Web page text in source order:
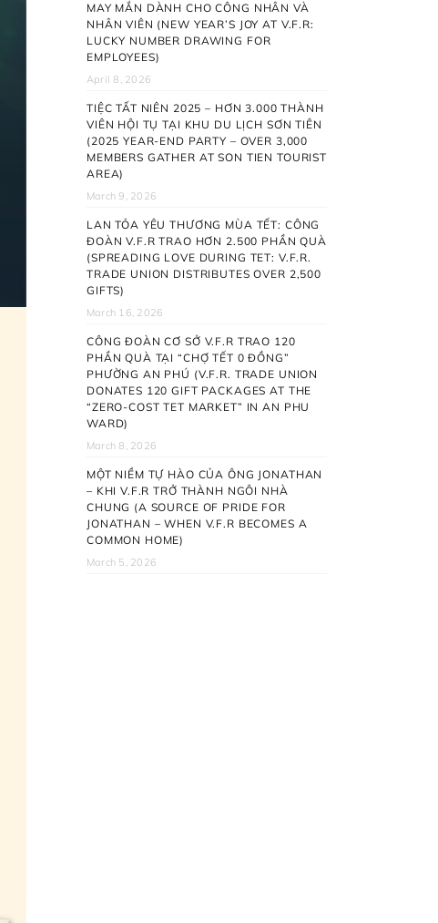
MAY MẮN DÀNH CHO CÔNG NHÂN VÀ
NHÂN VIÊN (NEW YEAR’S JOY AT V.F.R:
LUCKY NUMBER DRAWING FOR
EMPLOYEES)
April 8, 2026
TIỆC TẤT NIÊN 2025 – HƠN 3.000 THÀNH
VIÊN HỘI TỤ TẠI KHU DU LỊCH SƠN TIÊN
(2025 YEAR-END PARTY – OVER 3,000
MEMBERS GATHER AT SON TIEN TOURIST
AREA)
March 9, 2026
LAN TỎA YÊU THƯƠNG MÙA TẾT: CÔNG
ĐOÀN V.F.R TRAO HƠN 2.500 PHẦN QUÀ
(SPREADING LOVE DURING TET: V.F.R.
TRADE UNION DISTRIBUTES OVER 2,500
GIFTS)
March 16, 2026
CÔNG ĐOÀN CƠ SỞ V.F.R TRAO 120
PHẦN QUÀ TẠI “CHỢ TẾT 0 ĐỒNG”
PHƯỜNG AN PHÚ (V.F.R. TRADE UNION
DONATES 120 GIFT PACKAGES AT THE
“ZERO-COST TET MARKET” IN AN PHU
WARD)
March 8, 2026
MỘT NIỀM TỰ HÀO CỦA ÔNG JONATHAN
– KHI V.F.R TRỞ THÀNH NGÔI NHÀ
CHUNG (A SOURCE OF PRIDE FOR
JONATHAN – WHEN V.F.R BECOMES A
COMMON HOME)
March 5, 2026